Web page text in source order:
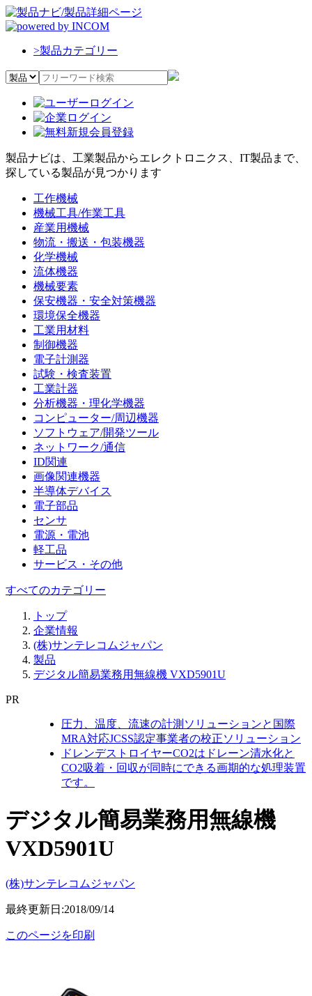
>製品カテゴリー
製品ナビは、工業製品からエレクトロニクス、IT製品まで、
探している製品が見つかります
工作機械
機械工具/作業工具
産業用機械
物流・搬送・包装機器
化学機械
流体機器
機械要素
保安機器・安全対策機器
環境保全機器
工業用材料
制御機器
電子計測器
試験・検査装置
工業計器
分析機器・理化学機器
コンピューター/周辺機器
ソフトウェア/開発ツール
ネットワーク/通信
ID関連
画像関連機器
半導体デバイス
電子部品
センサ
電源・電池
軽工品
サービス・その他
すべてのカテゴリー
トップ
企業情報
(株)サンテレコムジャパン
製品
デジタル簡易業務用無線機 VXD5901U
PR
圧力、温度、流速の計測ソリューションと国際
MRA対応JCSS認定事業者の校正ソリューション
ドレンデストロイヤーCO2はドレーン清水化と
CO2吸着・回収が同時にできる画期的な処理装置
です。
デジタル簡易業務用無線機
VXD5901U
(株)サンテレコムジャパン
最終更新日:2018/09/14
このページを印刷